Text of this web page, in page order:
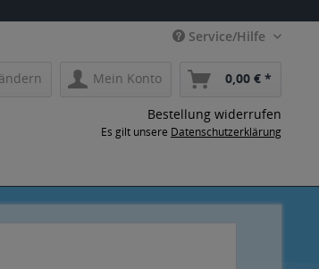
Service/Hilfe
Mein Konto 0,00 € *
Bestellung widerrufen
Es gilt unsere Datenschutzerklärung